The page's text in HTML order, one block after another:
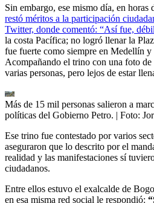
Sin embargo, ese mismo día, en horas
restó méritos a la participación
Twitter, donde comentó: “Así fue,
la costa Pacífica; no logró llenar la
fue fuerte como siempre en Medellín y
Acompañando el trino con una foto
varias personas, pero lejos de estar
Más de 15 mil personas salieron a
políticas del Gobierno Petro. | Foto:
Ese trino fue contestado por varios
aseguraron que lo descrito por el
realidad y las manifestaciones sí
ciudadanos.
Entre ellos estuvo el exalcalde de
en esa misma red social le respondió: